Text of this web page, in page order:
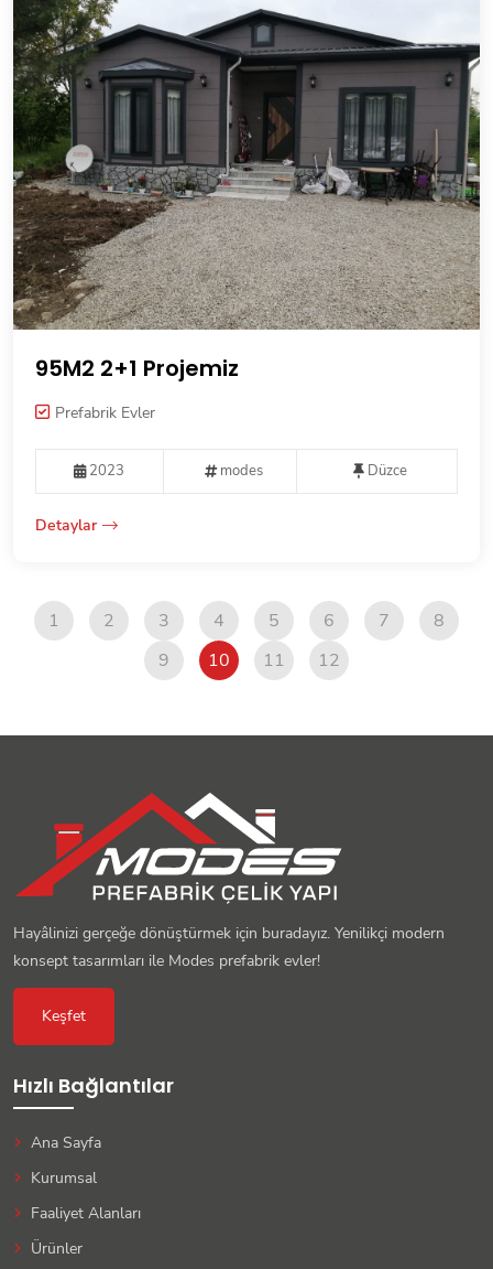
95M2 2+1 Projemiz
Prefabrik Evler
2023 modes Düzce
Detaylar
1 2 3 4 5 6 7
8
9
10 11 12
Hayâlinizi gerçeğe dönüştürmek için buradayız. Yenilikçi modern
konsept tasarımları ile Modes prefabrik evler!
Keşfet
Hızlı Bağlantılar
Ana Sayfa
Kurumsal
Faaliyet Alanları
Ürünler